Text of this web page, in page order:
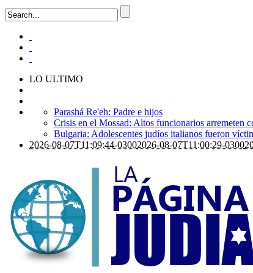
LO ULTIMO
Parashá Re'eh: Padre e hijos
Crisis en el Mossad: Altos funcionarios arremeten
Bulgaria: Adolescentes judíos italianos fueron
2026-08-07T11:09:44-03002026-08-07T11:00:29-0300